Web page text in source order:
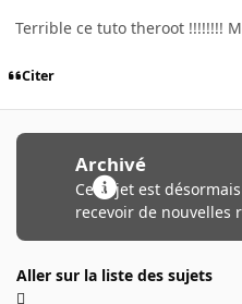
Terrible ce tuto theroot !!!!!!!!
Citer
Archivé
Ce sujet est
recevoir de nouvelles
Aller sur la liste des sujets